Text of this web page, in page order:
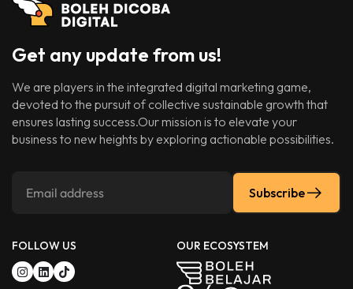
Get any update from us!
We are players in the integrated digital marketing game,
devoted to the pursuit of collective sustainable growth that
ensures lasting success.Our mission is to elevate your
business to new heights by exploring actionable possibilities.
Subscribe
FOLLOW US OUR ECOSYSTEM